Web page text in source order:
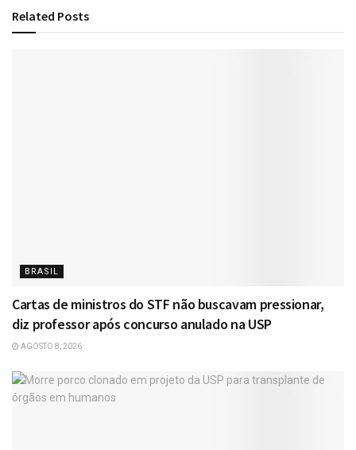
Related Posts
BRASIL
Cartas de ministros do STF não buscavam pressionar,
diz professor após concurso anulado na USP
AGOSTO 8, 2026